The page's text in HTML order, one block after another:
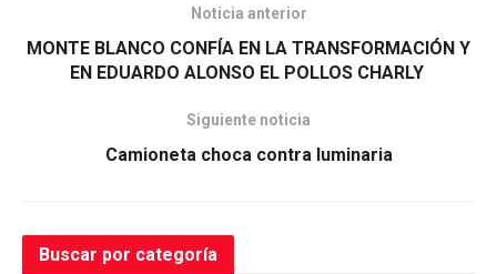
Noticia anterior
MONTE BLANCO CONFÍA EN LA TRANSFORMACIÓN Y
EN EDUARDO ALONSO EL POLLOS CHARLY
Siguiente noticia
Camioneta choca contra luminaria
Buscar por categoría